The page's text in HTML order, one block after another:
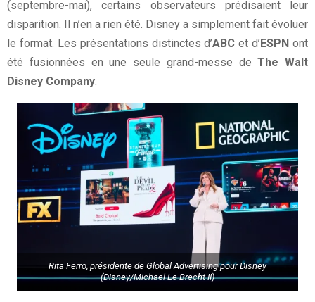
(septembre-mai), certains observateurs prédisaient leur
disparition. Il n’en a rien été. Disney a simplement fait évoluer
le format. Les présentations distinctes d’ABC et d’ ESPN ont
été fusionnées en une seule grand-messe deThe Walt
Disney Company.
Rita Ferro, présidente de Global Advertising pour Disney
(Disney/Michael Le Brecht II)